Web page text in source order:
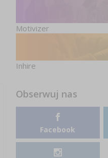
Motivizer
Inhire
Obserwuj nas
Facebook